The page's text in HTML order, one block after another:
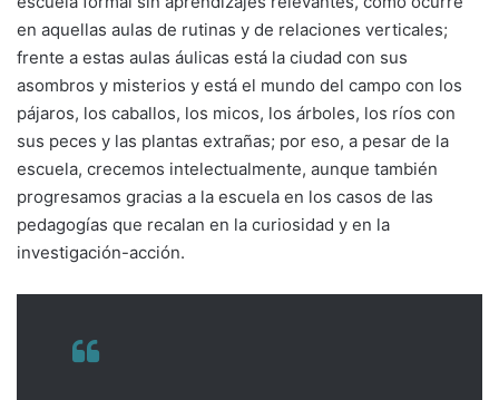
en aquellas aulas de rutinas y de relaciones verticales;
frente a estas aulas áulicas está la ciudad con sus
asombros y misterios y está el mundo del campo con los
pájaros, los caballos, los micos, los árboles, los ríos con
sus peces y las plantas extrañas; por eso, a pesar de la
escuela, crecemos intelectualmente, aunque también
progresamos gracias a la escuela en los casos de las
pedagogías que recalan en la curiosidad y en la
investigación-acción.